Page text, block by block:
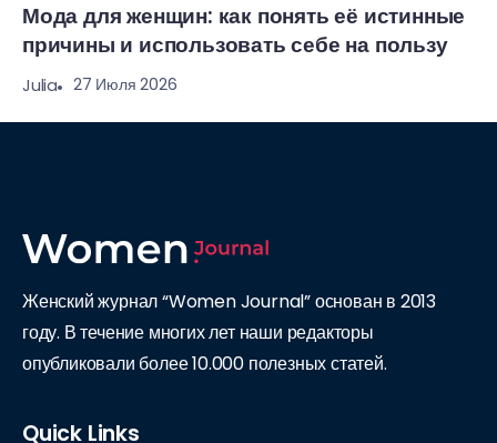
Мода для женщин: как понять её истинные
причины и использовать себе на пользу
Julia 27 Июля 2026
Женский журнал “Women Journal” основан в 2013
году. В течение многих лет наши редакторы
опубликовали более 10.000 полезных статей.
Quick Links